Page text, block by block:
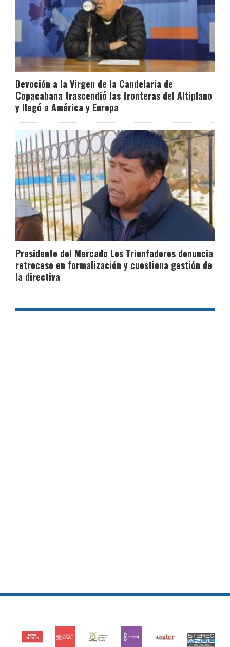
Devoción a la Virgen de la Candelaria de
Copacabana trascendió las fronteras del Altiplano
y llegó a América y Europa
Presidente del Mercado Los Triunfadores denuncia
retroceso en formalización y cuestiona gestión de
la directiva